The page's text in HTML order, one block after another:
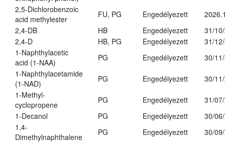
2,5-Dichlorobenzoic
acid methylester
FU, PG Engedélyezett
2,4-DB
HB Engedélyezett
31/
2,4-D
HB, PG Engedélyezett
31/
1-Naphthylacetic
acid (1-NAA)
PG Engedélyezett
30/
1-Naphthylacetamide
(1-NAD)
PG Engedélyezett
30/
1-Methyl-
cyclopropene
PG Engedélyezett
31/
1-Decanol
PG Engedélyezett
30/
1,4-
Dimethylnaphthalene
PG Engedélyezett
30/